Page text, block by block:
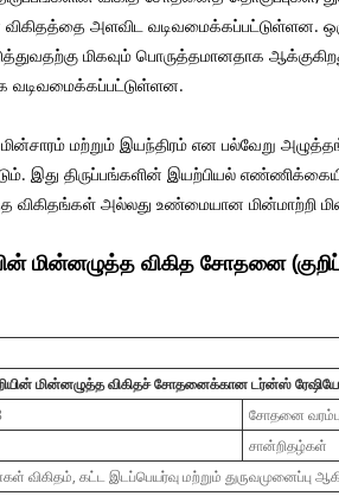
விகிதத்தை அளவிட வடிவமைக்கப்பட்டுள்ளன.
மிகவும் பொருத்தமானதாக
வடிவமைக்கப்பட்டுள்ளன.
மற்றும் இயந்திரம் என பல்வேறு
இது திருப்பங்களின் இயற்பியல்
அல்லது உண்மையான மின்மாற்றி
மின்னழுத்த விகித சோதனை
மின்னழுத்த விகிதச் சோதனைக்கான டர்ன்ஸ்
சோதனை
சான்றிதழ்கள்
விகிதம், கட்ட இடப்பெயர்வு மற்றும் துருவமுனைப்பு